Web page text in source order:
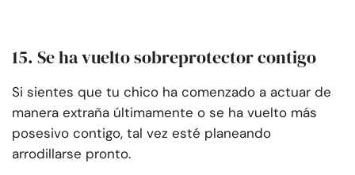
15. Se ha vuelto sobreprotector contigo
Si sientes que tu chico ha comenzado a actuar de
manera extraña últimamente o se ha vuelto más
posesivo contigo, tal vez esté planeando
arrodillarse pronto.